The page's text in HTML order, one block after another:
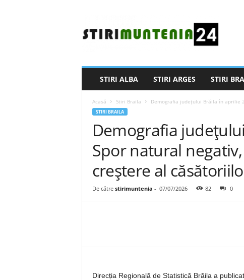
r
STIRI ALBA STIRI ARGES STIRI
Acasă Stiri Braila Demografia județului Brăila în aprilie
STIRI BRAILA
Demografia
Spor natural
creștere al
De către stirimuntenia - 07/07/2026 82 0
Direcția Regională de Statistică Brăila a